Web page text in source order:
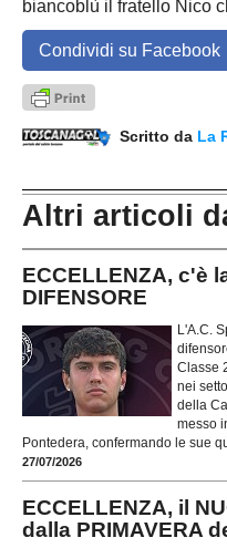
biancoblù il fratello Nico
Condividi su Facebook
Scritto da La
Altri articoli
ECCELLENZA, c'è
DIFENSORE
L'A.C.
Classe
nei
della
messo
Pontedera, confermando le sue
27/07/2026
ECCELLENZA, il
dalla PRIMAVERA